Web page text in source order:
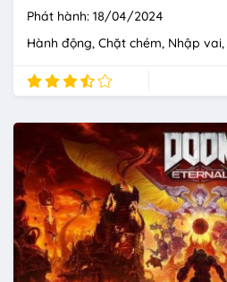
Phát hành: 18/04/2024
Hành động Chặt chém Nhập vai